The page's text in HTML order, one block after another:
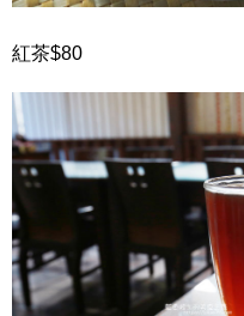
紅茶$80